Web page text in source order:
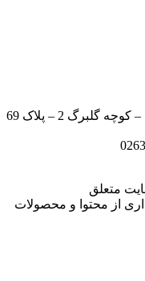
آدرس: کرج – میدان والفجر – خیابان یکتا – کوچه گلبرگ 2 – پلاک 69
محتوا و محصولات